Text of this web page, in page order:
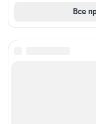
Все